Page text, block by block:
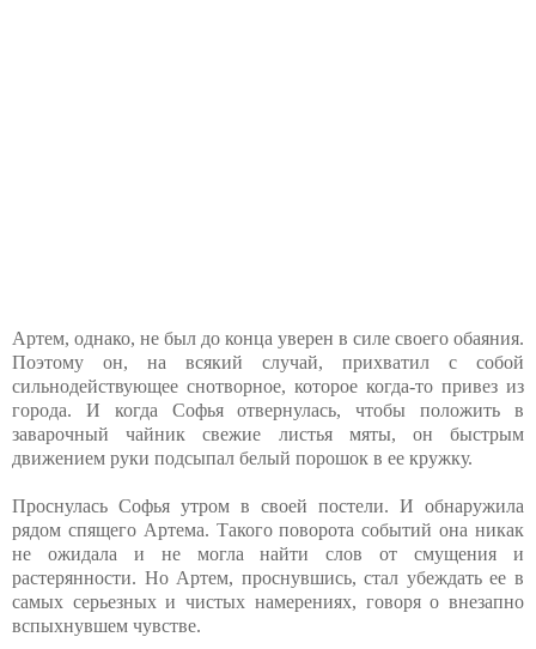
Артем, однако, не был до конца уверен в силе своего обаяния.
Поэтому он, на всякий случай, прихватил с собой
сильнодействующее снотворное, которое когда-то привез из
города. И когда Софья отвернулась, чтобы положить в
заварочный чайник свежие листья мяты, он быстрым
движением руки подсыпал белый порошок в ее кружку.
Проснулась Софья утром в своей постели. И обнаружила
рядом спящего Артема. Такого поворота событий она никак
не ожидала и не могла найти слов от смущения и
растерянности. Но Артем, проснувшись, стал убеждать ее в
самых серьезных и чистых намерениях, говоря о внезапно
вспыхнувшем чувстве.